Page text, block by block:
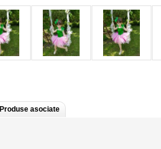
Produse asociate